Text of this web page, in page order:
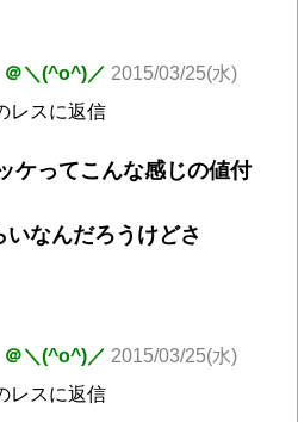
＠＼(^o^)／ 2015/03/25(水)
レスに返信
ケってこんな感じの値付
なんだろうけどさ
＠＼(^o^)／ 2015/03/25(水)
レスに返信